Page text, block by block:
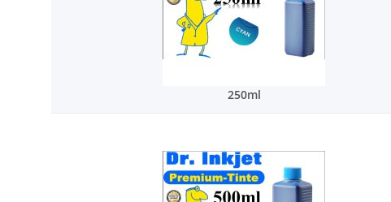
250ml